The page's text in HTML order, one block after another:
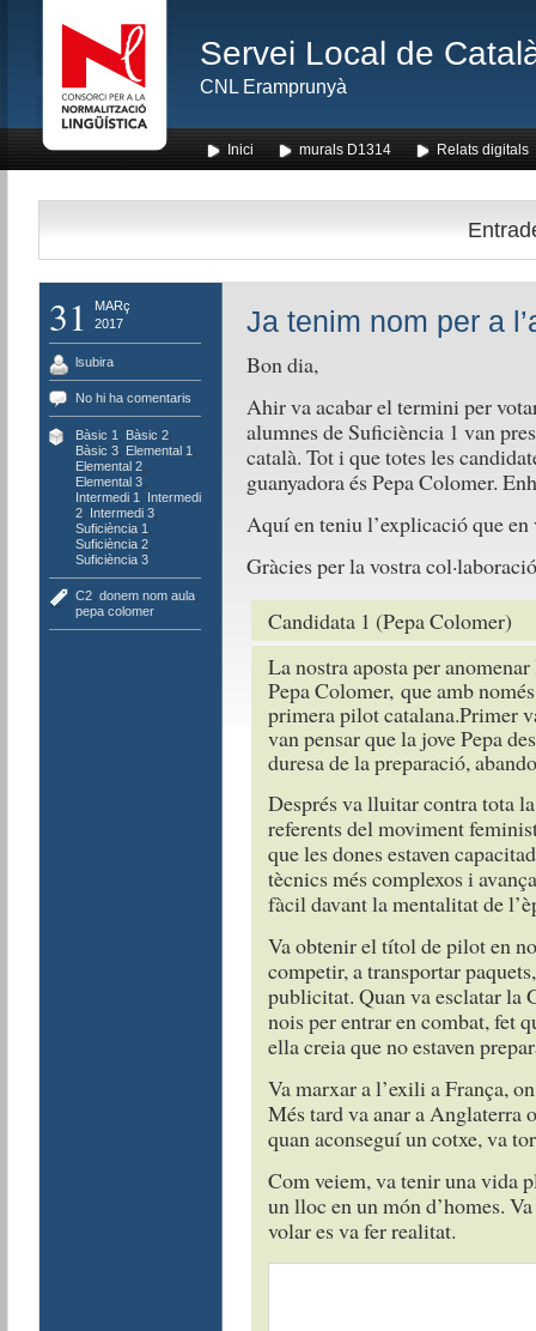
Servei Local de
CNL Eramprunyà
Inici murals D1314 Relats digitals
31
MARç
2017
lsubira
No hi ha comentaris
Bàsic 1 Bàsic 2,
Bàsic 3, Elemental 1
Elemental 2,
Elemental 3,
Intermedi 1
Intermedi
2, Intermedi 3,
Suficiència 1
Suficiència 2,
Suficiència 3
C2, donem nom aula,
pepa colomer
Ja tenim nom per a
Bon dia,
Ahir va acabar el termini per
alumnes de Suficiència 1 van
català. Tot i que totes les
guanyadora és Pepa Colomer.
Aquí en teniu l’explicació que en
Gràcies per la vostra
Candidata 1 (Pepa Colomer)
La nostra aposta per
Pepa Colomer, que amb
primera pilot catalana.Primer
van pensar que la jove Pepa
duresa de la preparació,
Després va lluitar contra tota
referents del moviment
que les dones estaven
tècnics més complexos i
fàcil davant la mentalitat de
Va obtenir el títol de pilot en
competir, a transportar
publicitat. Quan va esclatar la
nois per entrar en combat, fet
ella creia que no estaven
Va marxar a l’exili a França,
Més tard va anar a Anglaterra
quan aconseguí un cotxe, va
Com veiem, va tenir una vida
un lloc en un món d’homes.
volar es va fer realitat.